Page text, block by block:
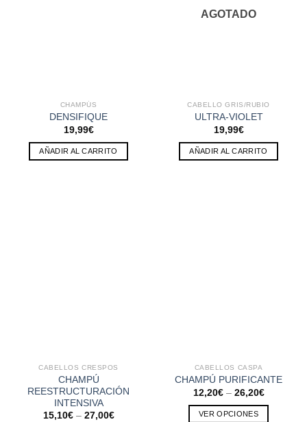
CHAMPÚS
DENSIFIQUE
19,99€
AÑADIR AL CARRITO
AGOTADO
CABELLO GRIS/RUBIO
ULTRA-VIOLET
19,99€
AÑADIR AL CARRITO
CABELLOS CRESPOS
CHAMPÚ
REESTRUCTURACIÓN
INTENSIVA
15,10€– 27,00€
CABELLOS CASPA
CHAMPÚ PURIFICANTE
12,20€– 26,20€
VER OPCIONES